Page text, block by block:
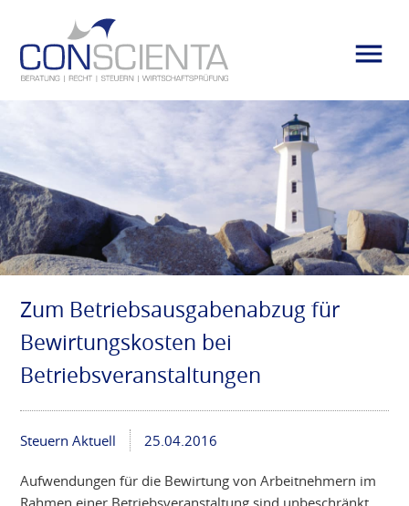
Zum Betriebsausgabenabzug für
Bewirtungskosten bei
Betriebsveranstaltungen
Steuern Aktuell 25.04.2016
Aufwendungen für die Bewirtung von Arbeitnehmern im